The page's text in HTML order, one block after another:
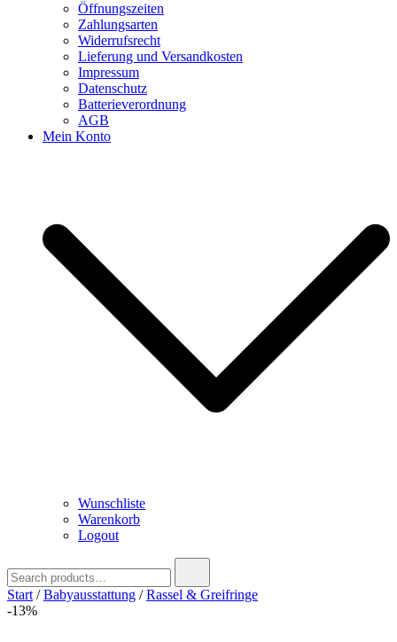
Öffnungszeiten
Zahlungsarten
Widerrufsrecht
Lieferung und Versandkosten
Impressum
Datenschutz
Batterieverordnung
AGB
Mein Konto
Wunschliste
Warenkorb
Logout
for:
Start /Babyausstattung /Rassel & Greifringe
-13%